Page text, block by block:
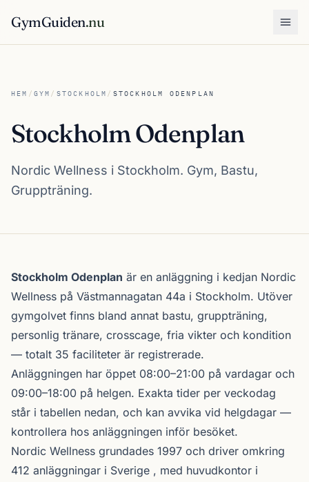
GymGuiden.nu
HEM / GYM / STOCKHOLM / STOCKHOLM ODENPLAN
Stockholm Odenplan
Nordic Wellness i Stockholm. Gym, Bastu,
Gruppträning.
Om Stockholm Odenplan
Stockholm Odenplan är en anläggning i kedjan Nordic
Wellness på Västmannagatan 44a i Stockholm. Utöver
gymgolvet finns bland annat bastu, gruppträning,
personlig tränare, crosscage, fria vikter och kondition
— totalt 35 faciliteter är registrerade.
Anläggningen har öppet 08:00–21:00 på vardagar och
09:00–18:00 på helgen. Exakta tider per veckodag
står i tabellen nedan, och kan avvika vid helgdagar —
kontrollera hos anläggningen inför besöket.
Nordic Wellness grundades 1997 och driver omkring
412 anläggningar i Sverige , med huvudkontor i